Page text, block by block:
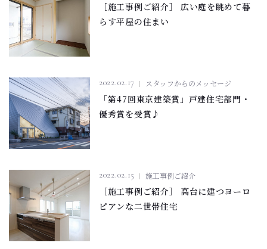
［施工事例ご紹介］ 広い庭を眺めて暮
らす平屋の住まい
2022.02.17 スタッフからのメッセージ
「第47回東京建築賞」戸建住宅部門・
優秀賞を受賞♪
2022.02.15 施工事例ご紹介
［施工事例ご紹介］ 高台に建つヨーロ
ピアンな二世帯住宅